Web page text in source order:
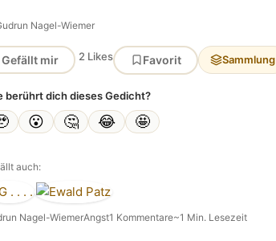
Nagel-Wiemer
Gefällt mir 2 Likes Favorit Sammlung
berührt dich dieses Gedicht?
😮 🤔 😂 🤩
auch:
Nagel-WiemerAngst1 Kommentare~1 Min. Lesezeit